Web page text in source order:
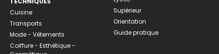
Cuisine
Transports
Mode - Vêtements
Coiffure - Esthétique -
Supérieur
Orientation
Guide pratique